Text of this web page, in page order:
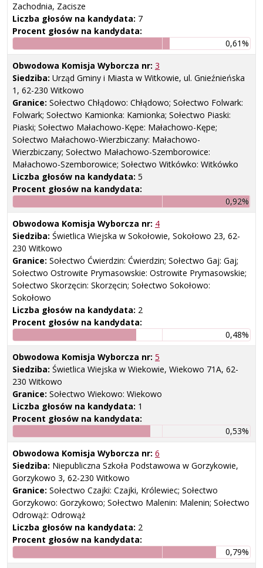
Zachodnia, Zacisze
Liczba głosów na kandydata: 7
Procent głosów na kandydata:
0,61%
Obwodowa Komisja Wyborcza nr: 3
Siedziba: Urząd Gminy i Miasta w Witkowie, ul. Gnieźnieńska
1, 62-230 Witkowo
Granice: Sołectwo Chłądowo: Chłądowo; Sołectwo Folwark:
Folwark; Sołectwo Kamionka: Kamionka; Sołectwo Piaski:
Piaski; Sołectwo Małachowo-Kępe: Małachowo-Kępe;
Sołectwo Małachowo-Wierzbiczany: Małachowo-
Wierzbiczany; Sołectwo Małachowo-Szemborowice:
Małachowo-Szemborowice; Sołectwo Witkówko: Witkówko
Liczba głosów na kandydata: 5
Procent głosów na kandydata:
0,92%
Obwodowa Komisja Wyborcza nr: 4
Siedziba: Świetlica Wiejska w Sokołowie, Sokołowo 23, 62-
230 Witkowo
Granice: Sołectwo Ćwierdzin: Ćwierdzin; Sołectwo Gaj: Gaj;
Sołectwo Ostrowite Prymasowskie: Ostrowite Prymasowskie;
Sołectwo Skorzęcin: Skorzęcin; Sołectwo Sokołowo:
Sokołowo
Liczba głosów na kandydata: 2
Procent głosów na kandydata:
0,48%
Obwodowa Komisja Wyborcza nr: 5
Siedziba: Świetlica Wiejska w Wiekowie, Wiekowo 71A, 62-
230 Witkowo
Granice: Sołectwo Wiekowo: Wiekowo
Liczba głosów na kandydata: 1
Procent głosów na kandydata:
0,53%
Obwodowa Komisja Wyborcza nr: 6
Siedziba: Niepubliczna Szkoła Podstawowa w Gorzykowie,
Gorzykowo 3, 62-230 Witkowo
Granice: Sołectwo Czajki: Czajki, Królewiec; Sołectwo
Gorzykowo: Gorzykowo; Sołectwo Malenin: Malenin; Sołectwo
Odrowąż: Odrowąż
Liczba głosów na kandydata: 2
Procent głosów na kandydata:
0,79%